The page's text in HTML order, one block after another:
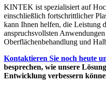
KINTEK ist spezialisiert auf
einschließlich fortschrittlicher
kann Ihnen helfen, die Leistung
anspruchsvollsten
Oberflächenbehandlung und
Kontaktieren Sie noch heute
besprechen, wie unsere
Entwicklung verbessern